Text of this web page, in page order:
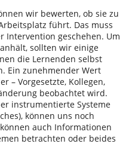
wir bewerten, ob sie zu
führt. Das muss
Intervention geschehen. Um
sollten wir einige
die Lernenden selbst
Ein zunehmender Wert
– Vorgesetzte, Kollegen,
beobachtet wird.
instrumentierte Systeme
können uns noch
auch Informationen
betrachten oder beides